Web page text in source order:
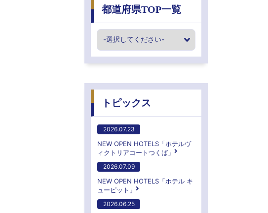
都道府県TOP一覧
トピックス
2026.07.23
NEW OPEN HOTELS「ホテルヴ
ィクトリアコートつくば」
2026.07.09
NEW OPEN HOTELS「ホテル キ
ューピット」
2026.06.25